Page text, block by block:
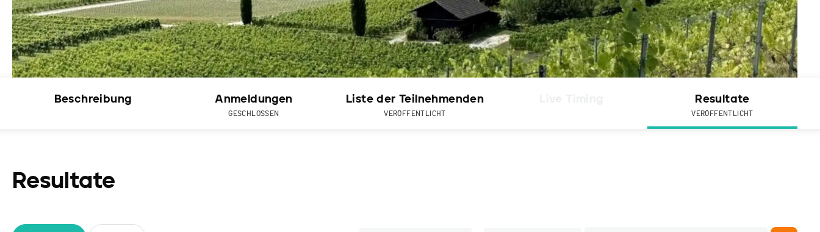
Beschreibung Anmeldungen
GESCHLOSSEN
Liste der Teilnehmenden
VERÖFFENTLICHT
Resultate
VERÖFFENTLICHT
Resultate